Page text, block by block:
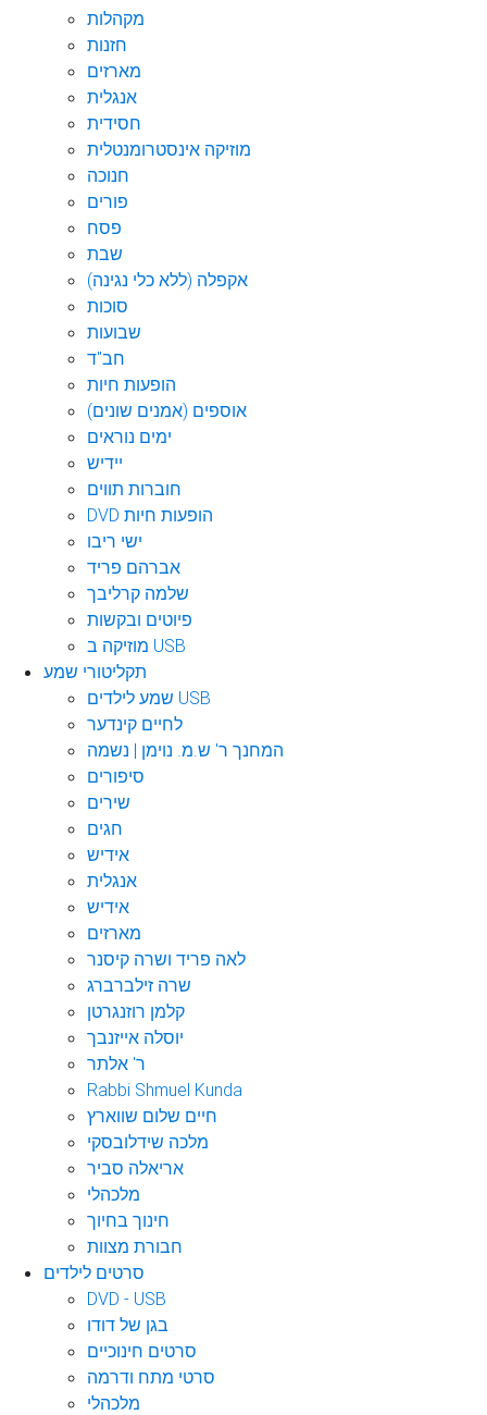
מקהלות
חזנות
מארזים
אנגלית
חסידית
מוזיקה אינסטרומנטלית
חנוכה
פורים
פסח
שבת
אקפלה (ללא כלי נגינה)
סוכות
שבועות
חב"ד
הופעות חיות
אוספים (אמנים שונים)
ימים נוראים
יידיש
חוברות תווים
DVD הופעות חיות
ישי ריבו
אברהם פריד
שלמה קרליבך
פיוטים ובקשות
מוזיקה ב USB
תקליטורי שמע
שמע לילדים USB
לחיים קינדער
המחנך ר' ש.מ. נוימן | נשמה
סיפורים
שירים
חגים
אידיש
אנגלית
אידיש
מארזים
לאה פריד ושרה קיסנר
שרה זילברברג
קלמן רוזנגרטן
יוסלה אייזנבך
ר' אלתר
Rabbi Shmuel Kunda
חיים שלום שווארץ
מלכה שידלובסקי
אריאלה סביר
מלכהלי
חינוך בחיוך
חבורת מצוות
סרטים לילדים
DVD - USB
בגן של דודו
סרטים חינוכיים
סרטי מתח ודרמה
מלכהלי